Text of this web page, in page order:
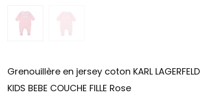
Grenouillère en jersey coton KARL LAGERFELD
KIDS BEBE COUCHE FILLE Rose